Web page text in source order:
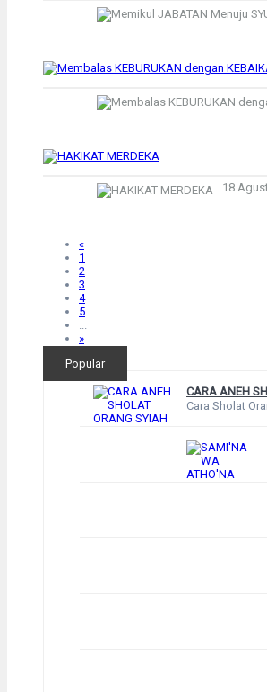
18
«
1
2
3
4
5
...
»
Popular
CARA ANEH
Cara Sholat